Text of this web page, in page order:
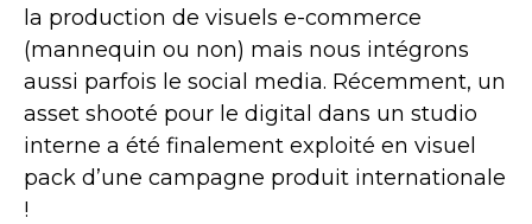
la production de visuels e-commerce
(mannequin ou non) mais nous intégrons
aussi parfois le social media. Récemment, un
asset shooté pour le digital dans un studio
interne a été finalement exploité en visuel
pack d’une campagne produit internationale
!